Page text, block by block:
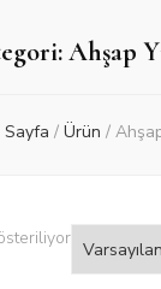
Ahşap
/ Ürün /